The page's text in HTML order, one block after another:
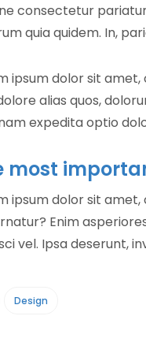
consectetur
quia quidem. In,
ipsum dolor sit
alias quos,
expedita optio
most
ipsum dolor sit
Enim
vel. Ipsa deserunt,
Design